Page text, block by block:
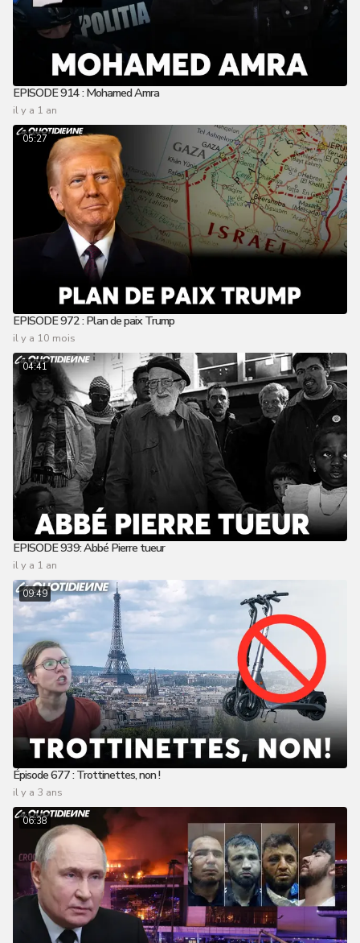
EPISODE 914 : Mohamed Amra
il y a 1 an
05:27
EPISODE 972 : Plan de paix Trump
il y a 10 mois
04:41
EPISODE 939: Abbé Pierre tueur
il y a 1 an
09:49
Épisode 677 : Trottinettes, non !
il y a 3 ans
06:38